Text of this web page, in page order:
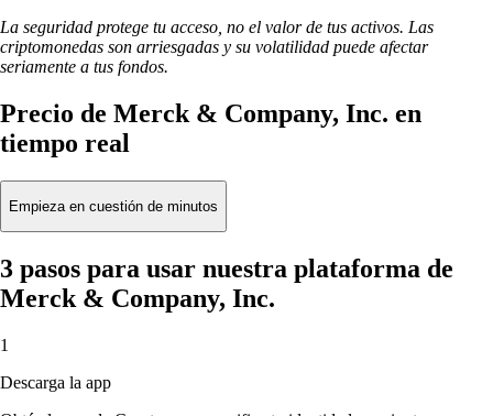
La seguridad protege tu acceso, no el valor de tus activos. Las
criptomonedas son arriesgadas y su volatilidad puede afectar
seriamente a tus fondos.
Precio de Merck & Company, Inc. en
tiempo real
Empieza en cuestión de minutos
3 pasos para usar nuestra plataforma de
Merck & Company, Inc.
1
Descarga la app